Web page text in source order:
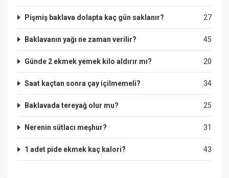
27
Pişmiş baklava dolapta kaç gün saklanır?
45
Baklavanın yağı ne zaman verilir?
20
Günde 2 ekmek yemek kilo aldırır mı?
34
Saat kaçtan sonra çay içilmemeli?
25
Baklavada tereyağ olur mu?
31
Nerenin sütlacı meşhur?
43
1 adet pide ekmek kaç kalori?